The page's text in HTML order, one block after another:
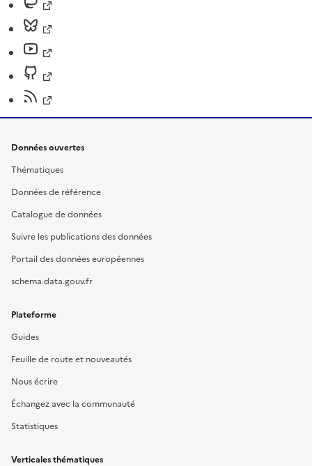
Données ouvertes
Thématiques
Données de référence
Catalogue de données
Suivre les publications des données
Portail des données européennes
schema.data.gouv.fr
Plateforme
Guides
Feuille de route et nouveautés
Nous écrire
Échangez avec la communauté
Statistiques
Verticales thématiques